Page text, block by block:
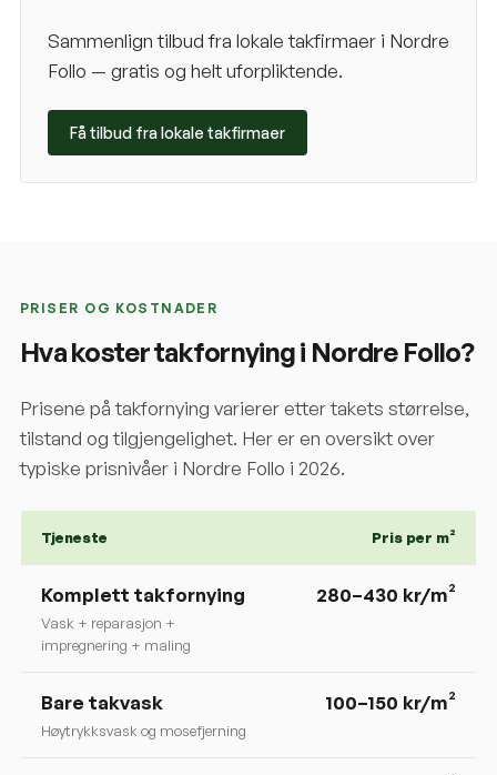
Sammenlign tilbud fra lokale takfirmaer i Nordre
Follo — gratis og helt uforpliktende.
Få tilbud fra lokale takfirmaer
PRISER OG KOSTNADER
Hva koster takfornying i Nordre Follo?
Prisene på takfornying varierer etter takets størrelse,
tilstand og tilgjengelighet. Her er en oversikt over
typiske prisnivåer i Nordre Follo i 2026.
Tjeneste Pris per m²
Komplett takfornying
Vask + reparasjon +
impregnering + maling
280–430 kr/m²
Bare takvask
Høytrykksvask og mosefjerning
100–150 kr/m²